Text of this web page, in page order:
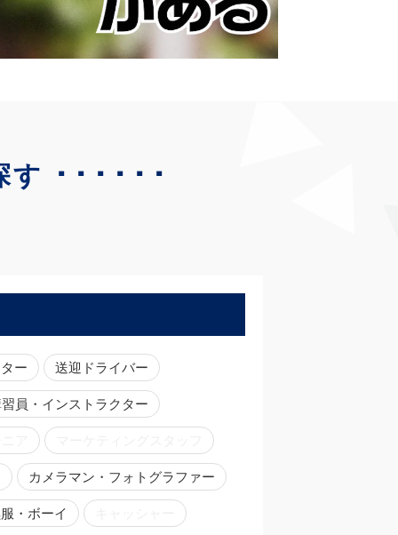
す ･･････
ー 送迎ドライバー
員・インストラクター
カメラマン・フォトグラファー
・ボーイ